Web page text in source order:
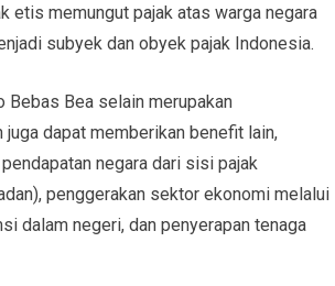
etis memungut pajak atas warga negara
subyek dan obyek pajak Indonesia.
Bebas Bea selain merupakan
dapat memberikan benefit lain,
negara dari sisi pajak
penggerakan sektor ekonomi melalui
dalam negeri, dan penyerapan tenaga